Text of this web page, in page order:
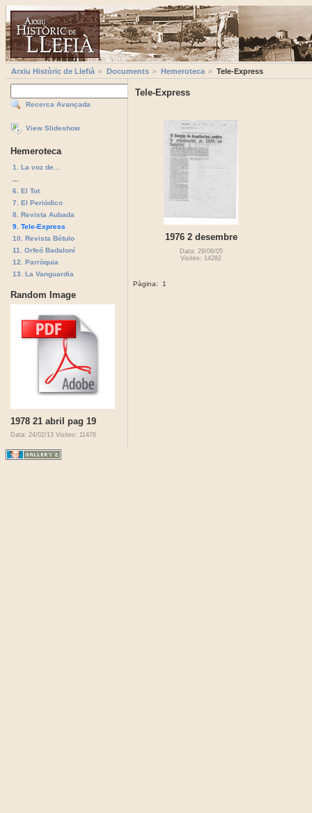
Arxiu Històric de Llefià Documents Hemeroteca Tele-Express
Recerca Avançada
View Slideshow
Hemeroteca
1. La voz de...
6. El Tot
7. El Periódico
8. Revista Aubada
9. Tele-Express
10. Revista Bétulo
11. Orfeó Badaloní
12. Parròquia
13. La Vanguardia
Random Image
1978 21 abril pag 19
Data: 24/02/13 Visites: 11476
Tele-Express
1976 2 desembre
Data: 29/06/05
Visites: 14282
Pàgina: 1